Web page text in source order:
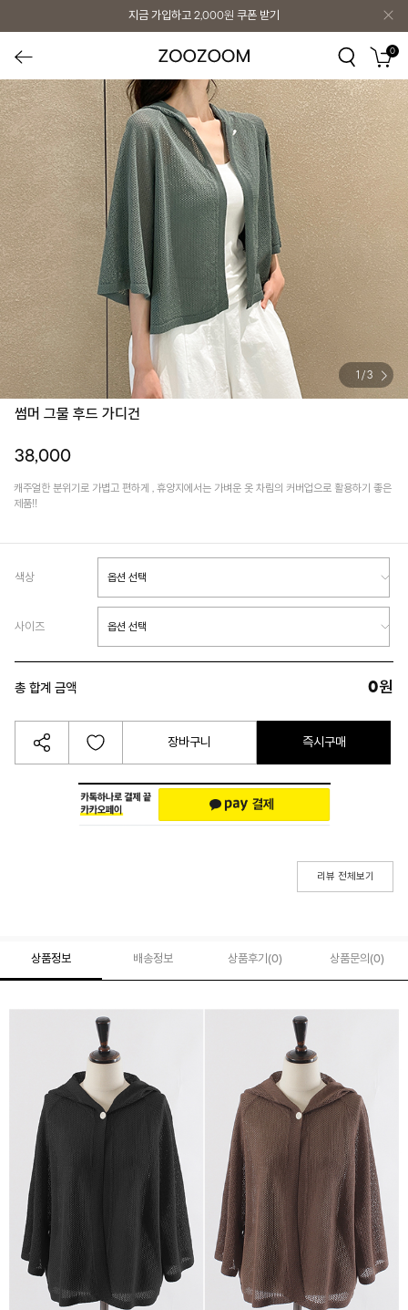
지금 가입하고 2,000원 쿠폰 받기
0
/ 3
썸머 그물 후드 가디건
38,000
캐주얼한 분위기로 가볍고 편하게 , 휴양지에서는 가벼운 옷 차림의 커버업으로 활용하기 좋은
제품!!
색상
사이즈
총 합계 금액 0원
장바구니 즉시구매
리뷰 전체보기
상품정보 배송정보 상품후기(0) 상품문의 (0)